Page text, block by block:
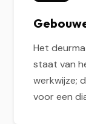
Het
staat van
werkwijze;
voor een